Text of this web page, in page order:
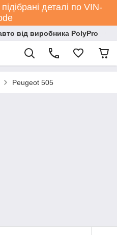
деталі по VIN-
від виробника PolyPro
Peugeot 505